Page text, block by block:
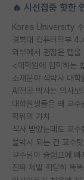
🔥 시선집중 핫한
외부에서 괜찮은 랩
<대학원에 입학하는
소재분야 석박사 대
AI전공 박사는 의사
대학원생들은 왜 교
학위의 가치
석사 받았는데도 교수
물박사 되는 건 교수
교수님이 슬럼프에 빠